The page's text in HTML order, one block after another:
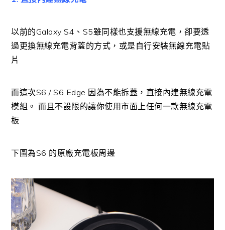
以前的Galaxy S4、S5雖同樣也支援無線充電，卻要透
過更換無線充電背蓋的方式，或是自行安裝無線充電貼
片
而這次S6 / S6 Edge 因為不能拆蓋，直接內建無線充電
模組。 而且不設限的讓你使用市面上任何一款無線充電
板
下圖為S6 的原廠充電板周邊